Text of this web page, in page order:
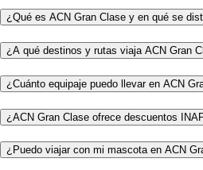
¿Qué es ACN Gran Clase y en qué se
¿A qué destinos y rutas viaja ACN Gran
¿Cuánto equipaje puedo llevar en ACN
¿ACN Gran Clase ofrece descuentos
¿Puedo viajar con mi mascota en ACN